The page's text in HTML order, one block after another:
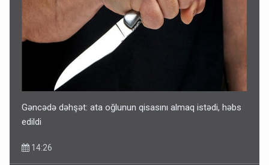
Gəncədə dəhşət: ata oğlunun qisasını almaq istədi, həbs
edildi
14:26